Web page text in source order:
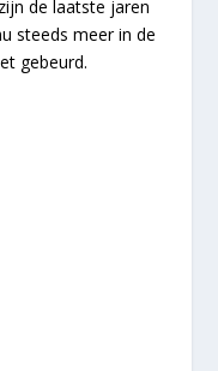
de laatste jaren
steeds meer in de
gebeurd.